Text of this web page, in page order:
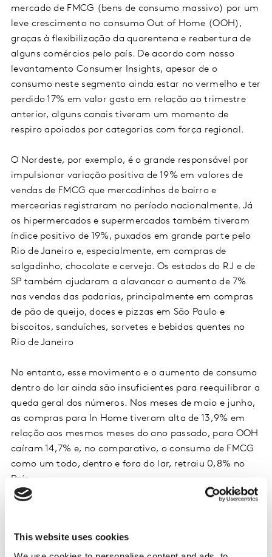
This website uses cookies
mercado de FMCG (bens de consumo massivo) por um
leve crescimento no consumo Out of Home (OOH),
graças à flexibilização da quarentena e reabertura de
alguns comércios pelo país. De acordo com nosso
levantamento Consumer Insights, apesar de o
consumo neste segmento ainda estar no vermelho e ter
perdido 17% em valor gasto em relação ao trimestre
anterior, alguns canais tiveram um momento de
respiro apoiados por categorias com força regional.
O Nordeste, por exemplo, é o grande responsável por
impulsionar variação positiva de 19% em valores de
vendas de FMCG que mercadinhos de bairro e
mercearias registraram no período nacionalmente. Já
os hipermercados e supermercados também tiveram
índice positivo de 19%, puxados em grande parte pelo
Rio de Janeiro e, especialmente, em compras de
salgadinho, chocolate e cerveja. Os estados do RJ e de
SP também ajudaram a alavancar o aumento de 7%
nas vendas das padarias, principalmente em compras
de pão de queijo, doces e pizzas em São Paulo e
biscoitos, sanduíches, sorvetes e bebidas quentes no
Rio de Janeiro
No entanto, esse movimento e o aumento de consumo
dentro do lar ainda são insuficientes para reequilibrar a
queda geral dos números. Nos meses de maio e junho,
as compras para In Home tiveram alta de 13,9% em
relação aos mesmos meses do ano passado, para OOH
caíram 14,7% e, no comparativo, o consumo de FMCG
como um todo, dentro e fora do lar, retraiu 0,8% no
País.
gasto, 2,8% em unidades, 3% em frequência e 4,2% em